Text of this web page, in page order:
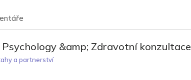
&amp; Zdravotní konzultace
a partnerství